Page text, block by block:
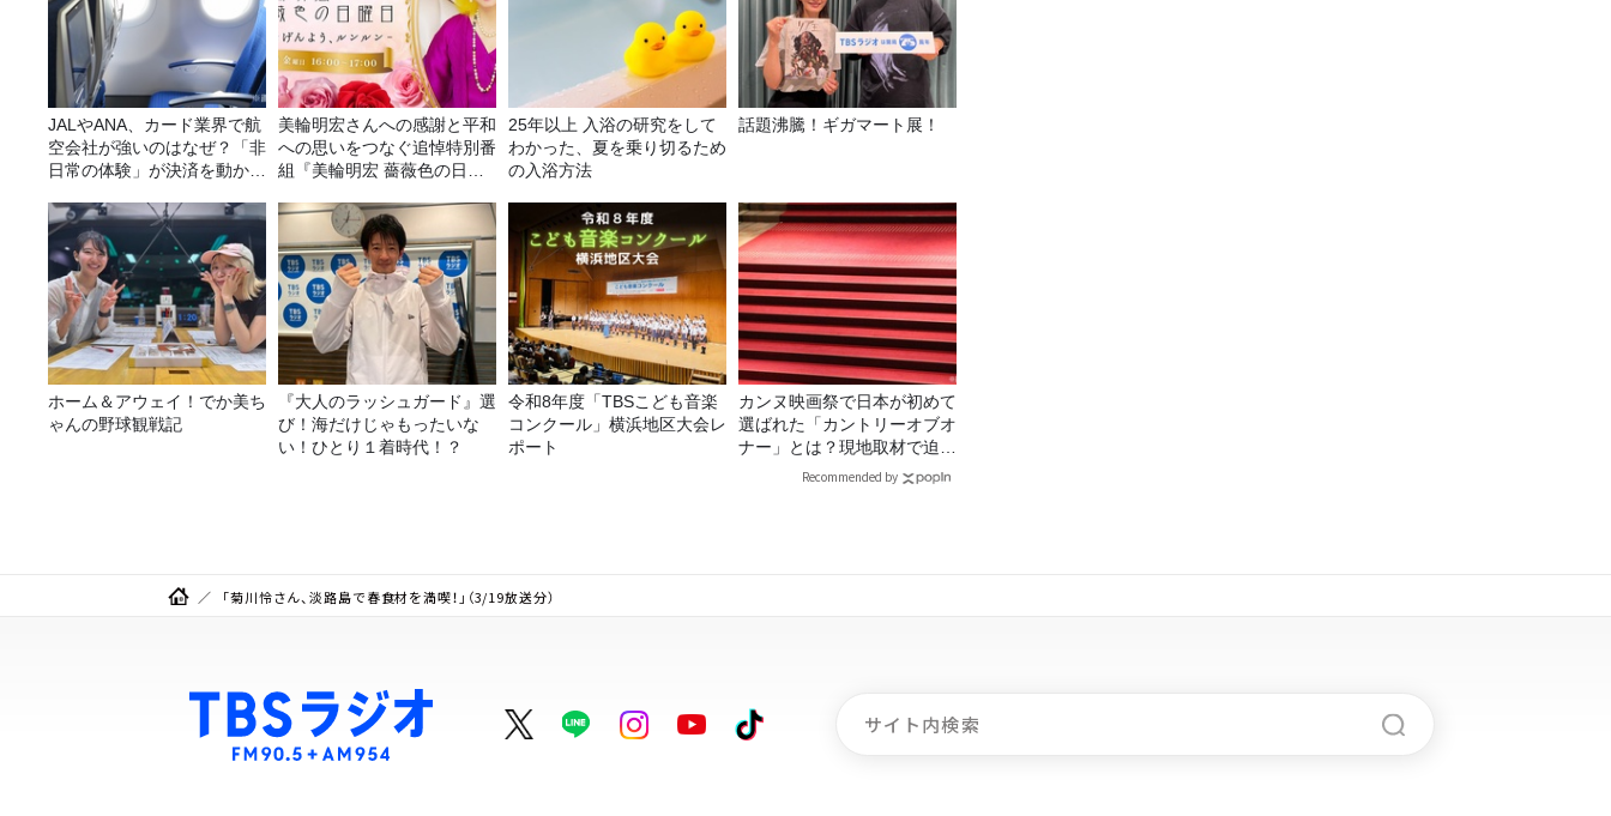
JALやANA、カード業界で航
空会社が強いのはなぜ？「非
日常の体験」が決済を動かす
美輪明宏さんへの感謝と平和
への思いをつなぐ追悼特別番
組『美輪明宏 薔薇色の日曜
～』8/9（日）16時放送
25年以上 入浴の研究をして
わかった、夏を乗り切るため
の入浴方法
話題沸騰！ギガマート展！
ホーム＆アウェイ！でか美ち
ゃんの野球観戦記
『大人のラッシュガード』選
び！海だけじゃもったいな
い！ひとり１着時代！？
令和8年度「TBSこども音楽
コンクール」横浜地区大会レ
ポート
カンヌ映画祭で日本が初めて
選ばれた「カントリーオブオ
ナー」とは？現地取材で迫る
選出の意味Recommended by
「菊川怜さん、淡路島で春食材を満喫！」（3/19放送分）